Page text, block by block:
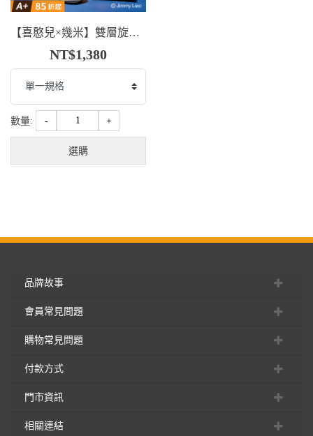
【喜憨兒×幾米】雙層旋轉禮盒．剛好有光(A+)
NT$1,380
數量: - +
選購
品牌故事
會員常見問題
購物常見問題
付款方式
門市資訊
相關連結